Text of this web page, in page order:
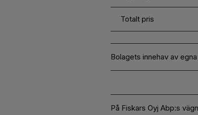
Totalt pris
Bolagets innehav av egna
På Fiskars Oyj Abp:s